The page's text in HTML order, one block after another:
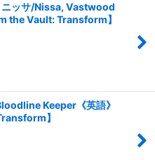
む
ッサ/Nissa, Vastwood
the Vault: Transform】
Keeper《英語》
】